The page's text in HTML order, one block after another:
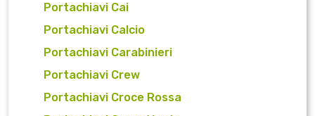
Portachiavi Cai
Portachiavi Calcio
Portachiavi Carabinieri
Portachiavi Crew
Portachiavi Croce Rossa